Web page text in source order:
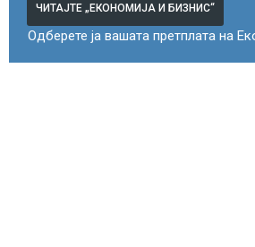
ЧИТАЈТЕ „ЕКОНОМИЈА И БИЗНИС“
Одберете ја вашата претплата на